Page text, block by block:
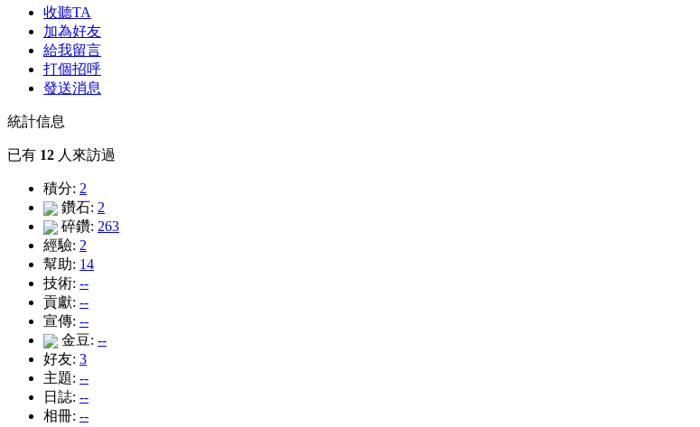
收聽TA
加為好友
給我留言
打個招呼
發送消息
統計信息
已有 12 人來訪過
積分: 2
鑽石: 2
碎鑽: 263
經驗: 2
幫助: 14
技術: --
貢獻: --
宣傳: --
金豆: --
好友: 3
主題: --
日誌: --
相冊: --